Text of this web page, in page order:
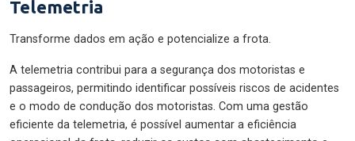
Telemetria
Transforme dados em ação e potencialize a frota.
A telemetria contribui para a segurança dos motoristas e
passageiros, permitindo identificar possíveis riscos de acidentes
e o modo de condução dos motoristas. Com uma gestão
eficiente da telemetria, é possível aumentar a eficiência